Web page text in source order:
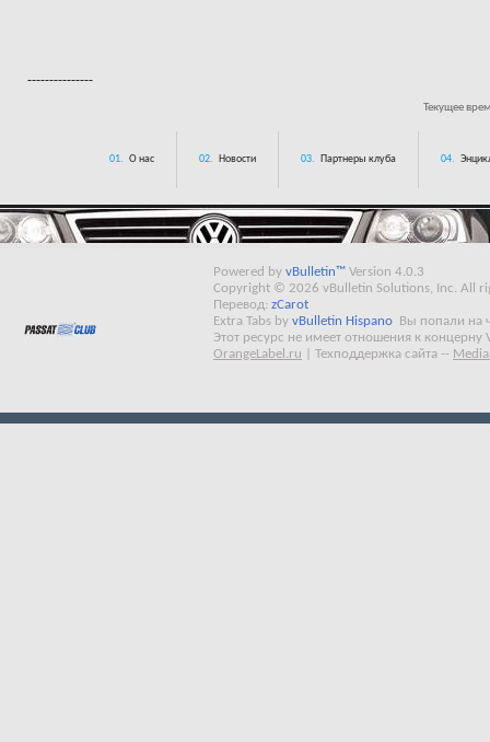
---------------
Текущее
01. О нас 02. Новости 03. Партнеры клуба 04.
Powered by vBulletin™ Version 4.0.3
Copyright © 2026 vBulletin Solutions, Inc. All
Перевод: zCarot
Extra Tabs by vBulletin Hispano
Вы попали на
Этот ресурс не имеет отношения к концерну
OrangeLabel.ru
Техподдержка сайта --